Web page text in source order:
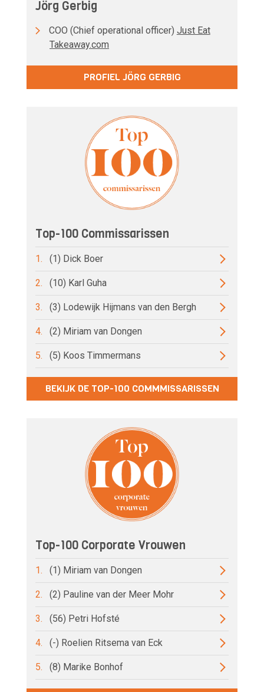
Jörg Gerbig
COO (Chief operational officer) Just Eat
Takeaway.com
PROFIEL JÖRG GERBIG
Top-100 Commissarissen
1. (1) Dick Boer
2. (10) Karl Guha
3. (3) Lodewijk Hijmans van den Bergh
4. (2) Miriam van Dongen
5. (5) Koos Timmermans
BEKIJK DE TOP-100 COMMMISSARISSEN
Top-100 Corporate Vrouwen
1. (1) Miriam van Dongen
2. (2) Pauline van der Meer Mohr
3. (56) Petri Hofsté
4. (-) Roelien Ritsema van Eck
5. (8) Marike Bonhof